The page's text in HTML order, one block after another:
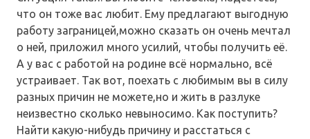
что он тоже вас любит. Ему предлагают выгодную
работу заграницей,можно сказать он очень мечтал
о ней, приложил много усилий, чтобы получить её.
А у вас с работой на родине всё нормально, всё
устраивает. Так вот, поехать с любимым вы в силу
разных причин не можете,но и жить в разлуке
неизвестно сколько невыносимо. Как поступить?
Найти какую-нибудь причину и расстаться с